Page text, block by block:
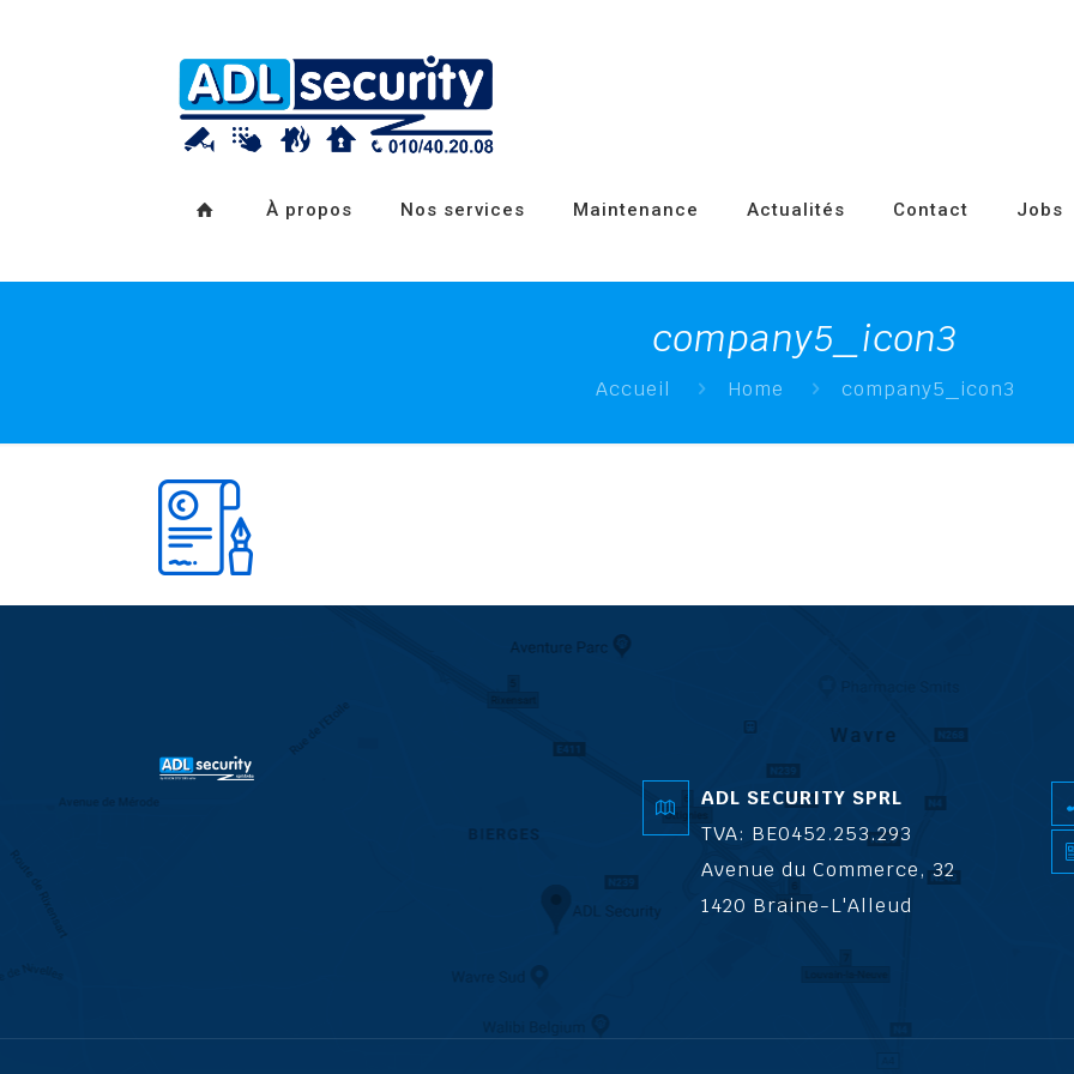
À propos Nos services Maintenance Actualités Contact Jobs
company5_icon3
Accueil Home company5_icon3
ADL SECURITY SPRL
TVA: BE0452.253.293
Avenue du Commerce, 32
1420 Braine-L'Alleud